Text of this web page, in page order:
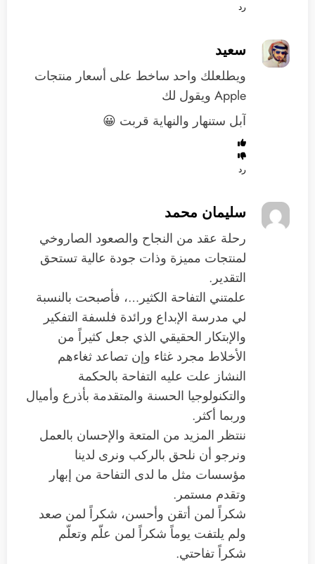
رد
سعيد
ويطلعلك واحد ساخط على أسعار منتجات
Apple ويقول لك
آبل ستنهار والنهاية قربت 😀
رد
سليمان محمد
رحلة عقد من النجاح والصعود الصاروخي
لمنتجات مميزة وذات جودة عالية تستحق
التقدير.
علمتني التفاحة الكثير…، فأصبحت بالنسبة
لي مدرسة الإبداع ورائدة فلسفة التفكير
والإبتكار الحقيقي الذي جعل كثيراً من
الأخلاط مجرد غثاء وإن تصاعد ثغاءهم
النشاز علت عليه التفاحة بالحكمة
والتكنولوجيا الحسنة والمتقدمة بأذرع وأميال
وربما أكثر.
ننتظر المزيد من المتعة والإحسان بالعمل
ونرجو أن نلحق بالركب ونرى لدينا
مؤسسات مثل ما لدى التفاحة من إبهار
وتقدم مستمر.
شكراً لمن أتقن وأحسن، شكراً لمن صعد
ولم يلتفت يوماً شكراً لمن علّم وتعلّم
شكراً تفاحتي.